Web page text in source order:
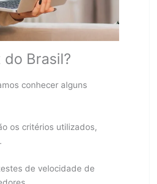
Brasil?
conhecer alguns
os critérios utilizados,
de velocidade de